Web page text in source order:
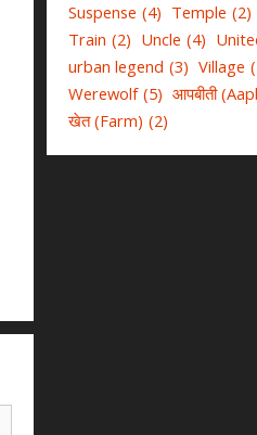
Suspense (4) Temple (2)
Train (2) Uncle (4)
urban legend (3) Village
Werewolf (5) आपबीती
खेत (Farm) (2)